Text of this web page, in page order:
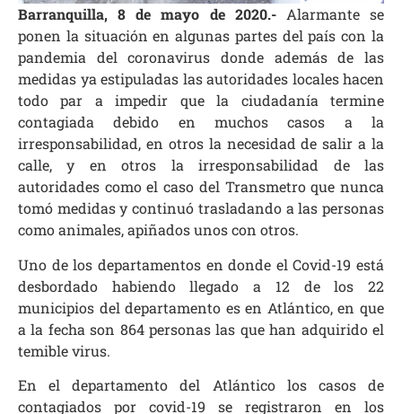
Barranquilla, 8 de mayo de 2020.- Alarmante se
ponen la situación en algunas partes del país con la
pandemia del coronavirus donde además de las
medidas ya estipuladas las autoridades locales hacen
todo par a impedir que la ciudadanía termine
contagiada debido en muchos casos a la
irresponsabilidad, en otros la necesidad de salir a la
calle, y en otros la irresponsabilidad de las
autoridades como el caso del Transmetro que nunca
tomó medidas y continuó trasladando a las personas
como animales, apiñados unos con otros.
Uno de los departamentos en donde el Covid-19 está
desbordado habiendo llegado a 12 de los 22
municipios del departamento es en Atlántico, en que
a la fecha son 864 personas las que han adquirido el
temible virus.
En el departamento del Atlántico los casos de
contagiados por covid-19 se registraron en los